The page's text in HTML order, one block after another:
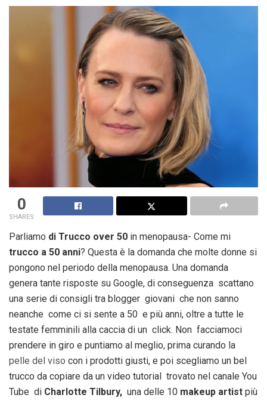
0
SHARES
Parliamo di Trucco over 50 in menopausa- Come mi
trucco a 50 anni? Questa è la domanda che molte donne si
pongono nel periodo della menopausa. Una domanda
genera tante risposte su Google, di conseguenza scattano
una serie di consigli tra blogger giovani che non sanno
neanche come ci si sente a 50 e più anni, oltre a tutte le
testate femminili alla caccia di un click. Non facciamoci
prendere in giro e puntiamo al meglio, prima curando la
pelle del viso con i prodotti giusti, e poi scegliamo un bel
trucco da copiare da un video tutorial trovato nel canale You
Tube di Charlotte Tilbury, una delle 10 makeup artist più